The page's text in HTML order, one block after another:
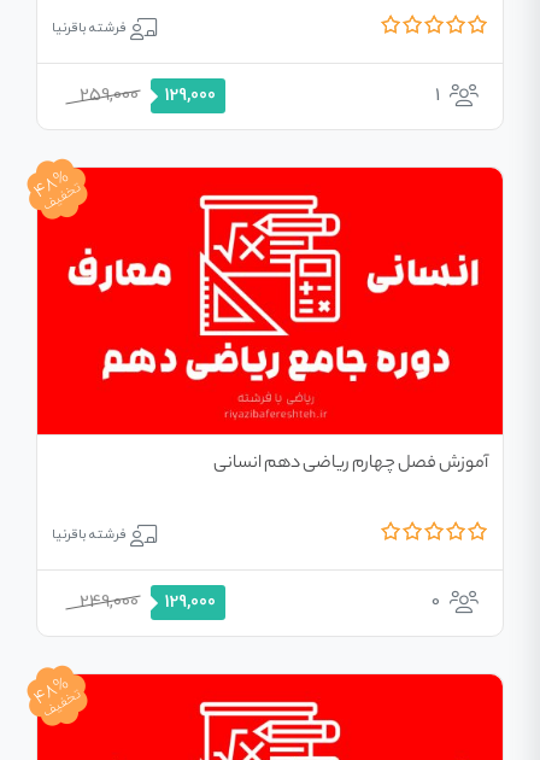
فرشته باقرنیا
1
259,000 129,000
48%
تخفیف
آموزش فصل چهارم ریاضی دهم انسانی
فرشته باقرنیا
0
249,000 129,000
48%
تخفیف